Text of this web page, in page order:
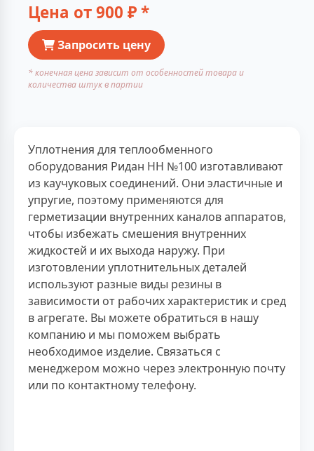
Цена от900 ₽ *
Запросить цену
* конечная цена зависит от особенностей товара и
количества штук в партии
Уплотнения для теплообменного
оборудования Ридан НН №100 изготавливают
из каучуковых соединений. Они эластичные и
упругие, поэтому применяются для
герметизации внутренних каналов аппаратов,
чтобы избежать смешения внутренних
жидкостей и их выхода наружу. При
изготовлении уплотнительных деталей
используют разные виды резины в
зависимости от рабочих характеристик и сред
в агрегате. Вы можете обратиться в нашу
компанию и мы поможем выбрать
необходимое изделие. Связаться с
менеджером можно через электронную почту
или по контактному телефону.